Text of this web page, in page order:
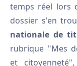
temps réel lors
dossier s'en
nationale de
rubrique "Mes
et